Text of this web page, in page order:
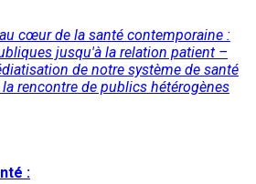
cœur de la santé contemporaine :
jusqu'à la relation patient –
de notre système de santé
rencontre de publics hétérogènes
: